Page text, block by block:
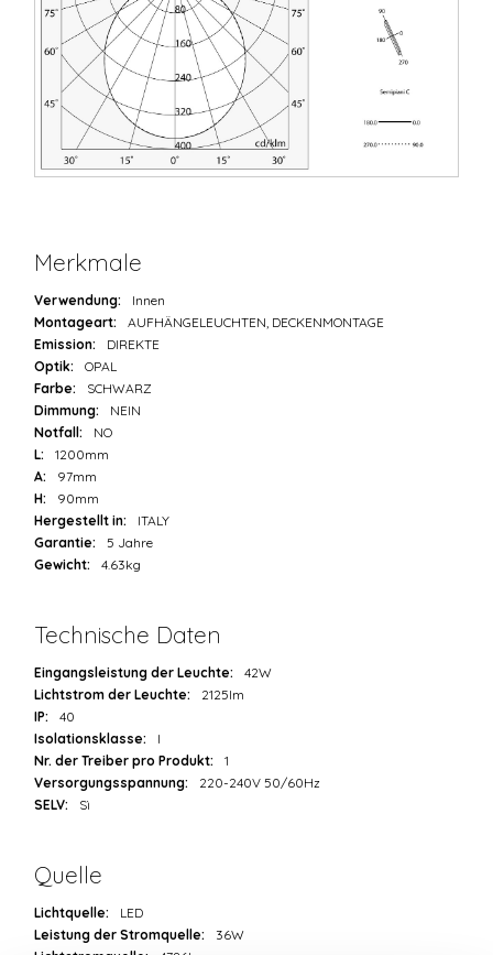
Merkmale
Verwendung:
Innen
Montageart:
AUFHÄNGELEUCHTEN, DECKENMONTAGE
Emission:
DIREKTE
Optik:
OPAL
Farbe:
SCHWARZ
Dimmung:
NEIN
Notfall:
NO
L:
1200mm
A:
97mm
H:
90mm
Hergestellt in:
ITALY
Garantie:
5 Jahre
Gewicht:
4.63kg
Technische Daten
Eingangsleistung der Leuchte:
42W
Lichtstrom der Leuchte:
2125lm
IP:
40
Isolationsklasse:
I
Nr. der Treiber pro Produkt:
1
Versorgungsspannung:
220-240V 50/60Hz
SELV:
Sì
Quelle
Lichtquelle:
LED
Leistung der Stromquelle:
36W